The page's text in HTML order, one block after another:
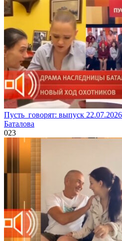
Пусть_говорят: выпуск
Баталова
023